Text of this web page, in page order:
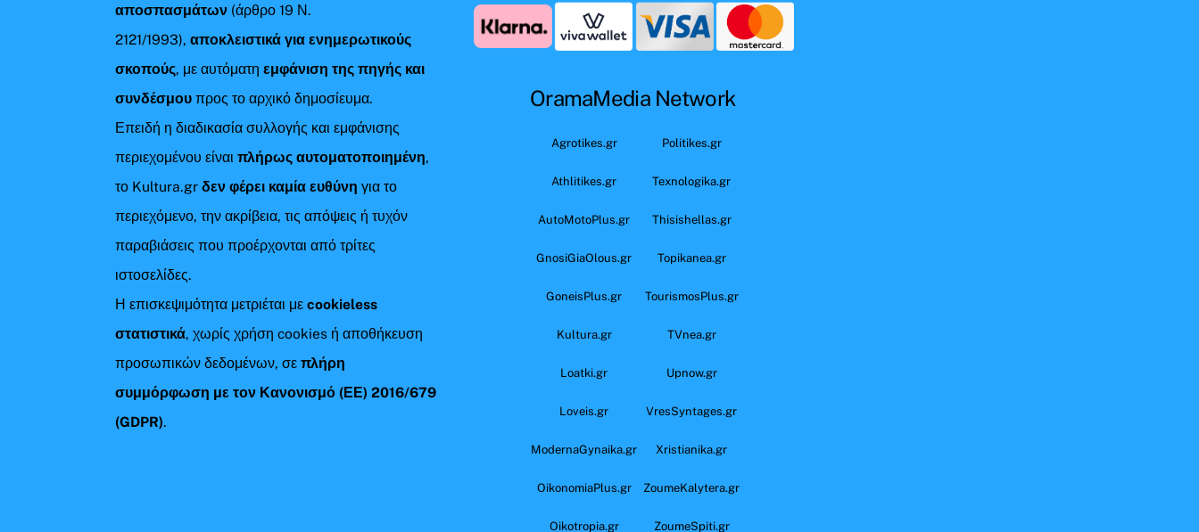
αποσπασμάτων (άρθρο 19 Ν.
2121/1993), αποκλειστικά για ενημερωτικούς
σκοπούς, με αυτόματηεμφάνιση της πηγής και
συνδέσμου προς το αρχικό δημοσίευμα.
Επειδή η διαδικασία συλλογής και εμφάνισης
περιεχομένου είναιπλήρως αυτοματοποιημένη,
το Kultura.grδεν φέρει καμία ευθύνη για το
περιεχόμενο, την ακρίβεια, τις απόψεις ή τυχόν
παραβιάσεις που προέρχονται από τρίτες
ιστοσελίδες.
Η επισκεψιμότητα μετριέται μεcookieless
στατιστικά, χωρίς χρήση cookies ή αποθήκευση
προσωπικών δεδομένων, σεπλήρη
συμμόρφωση με τον Κανονισμό (ΕΕ) 2016/679
(GDPR).
OramaMedia Network
Agrotikes.gr Politikes.gr
Athlitikes.gr Texnologika.gr
AutoMotoPlus.gr Thisishellas.gr
GnosiGiaOlous.gr Topikanea.gr
GoneisPlus.gr TourismosPlus.gr
Kultura.gr TVnea.gr
Loatki.gr Upnow.gr
Loveis.gr VresSyntages.gr
ModernaGynaika.gr Xristianika.gr
OikonomiaPlus.gr ZoumeKalytera.gr
Oikotropia.gr ZoumeSpiti.gr